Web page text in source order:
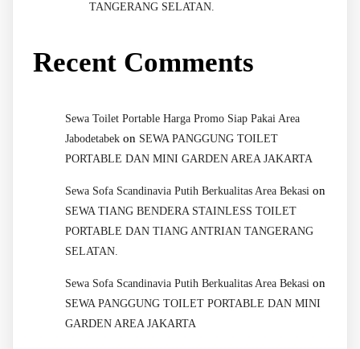
TANGERANG SELATAN.
Recent Comments
Sewa Toilet Portable Harga Promo Siap Pakai Area
Jabodetabek on SEWA PANGGUNG TOILET
PORTABLE DAN MINI GARDEN AREA JAKARTA
Sewa Sofa Scandinavia Putih Berkualitas Area Bekasi on
SEWA TIANG BENDERA STAINLESS TOILET
PORTABLE DAN TIANG ANTRIAN TANGERANG
SELATAN.
Sewa Sofa Scandinavia Putih Berkualitas Area Bekasi on
SEWA PANGGUNG TOILET PORTABLE DAN MINI
GARDEN AREA JAKARTA